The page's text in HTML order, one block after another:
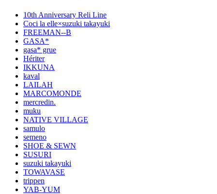
10th Anniversary Reli Line
Coci la elle×suzuki takayuki
FREEMAN--B
GASA*
gasa* grue
Hériter
IKKUNA
kaval
LAILAH
MARCOMONDE
mercredin.
muku
NATIVE VILLAGE
samulo
semeno
SHOE & SEWN
SUSURI
suzuki takayuki
TOWAVASE
trippen
YAB-YUM